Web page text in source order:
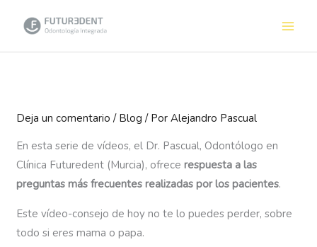
Deja un comentario / Blog / PorAlejandro Pascual
En esta serie de vídeos, el Dr. Pascual, Odontólogo en
Clínica Futuredent (Murcia), ofrecerespuesta a las
preguntas más frecuentes realizadas por los pacientes.
Este vídeo-consejo de hoy no te lo puedes perder, sobre
todo si eres mama o papa.